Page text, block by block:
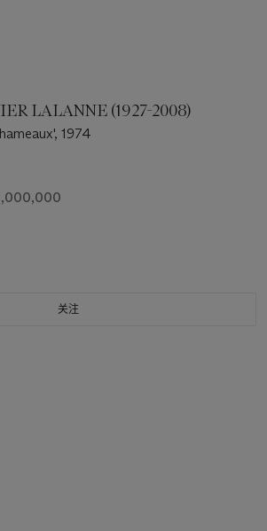
LALANNE (1927-2008)
1974
关注